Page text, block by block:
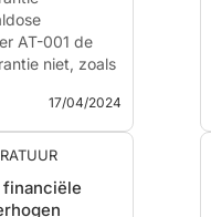
AT-001 de
niet, zoals
met
of
17/04/2024